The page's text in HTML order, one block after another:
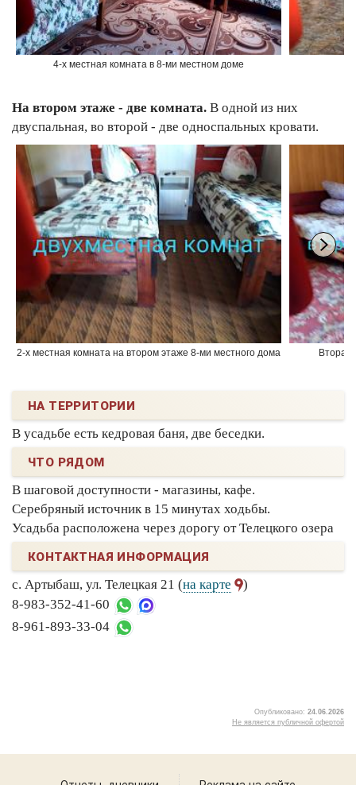
4-х местная комната в 8-ми местном доме
На втором этаже - две комната. В одной из них
двуспальная, во второй - две односпальных кровати.
2-х местная комната на втором этаже 8-ми местного дома Вторая
НА ТЕРРИТОРИИ
В усадьбе есть кедровая баня, две беседки.
ЧТО РЯДОМ
В шаговой доступности - магазины, кафе.
Серебряный источник в 15 минутах ходьбы.
Усадьба расположена через дорогу от Телецкого озера
КОНТАКТНАЯ ИНФОРМАЦИЯ
с. Артыбаш, ул. Телецкая 21 (на карте
)
8-983-352-41-60
8-961-893-33-04
Опубликовано: 24.06.2026
Не является публичной офертой